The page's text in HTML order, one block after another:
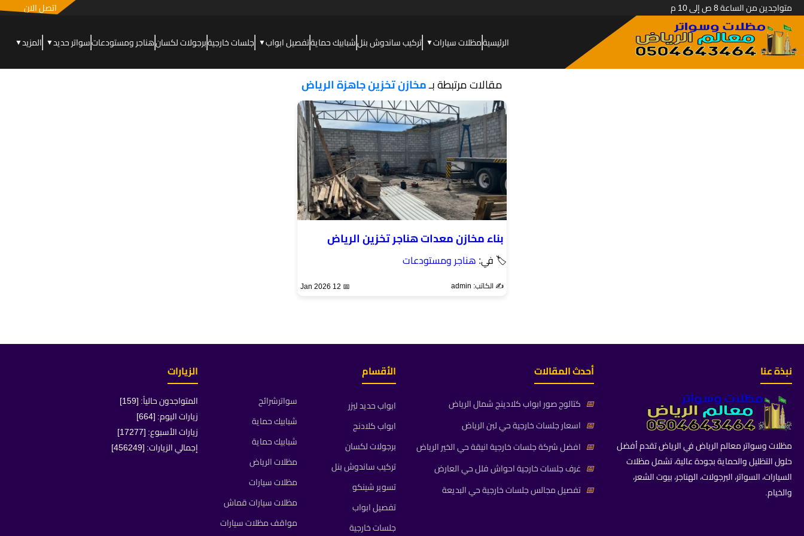
متواجدين من الساعة 8 ص إلى 10 م اتصل الان
الرئيسيةمظلات سيارات▼ تركيب ساندوش بنلشبابيك حمايةتفصيل ابواب▼ جلسات خارجيةبرجولات لكسانهناجر ومستودعاتسواتر حديد▼ المزيد▼
مقالات مرتبطة بـمخازن تخزين جاهزة الرياض
بناء مخازن معدات هناجر تخزين الرياض
🏷 في: هناجر ومستودعات
✍️ الكاتب: admin 📅 12 Jan 2026
نبذة عنا
مظلات وسواتر معالم الرياض في الرياض تقدم أفضل
حلول التظليل والحماية بجودة عالية، تشمل مظلات
السيارات، السواتر، البرجولات، الهناجر، بيوت الشعر،
والخيام.
أحدث المقالات
📅 كتالوج صور ابواب كلادينج شمال الرياض
📅 اسعار جلسات خارجية حي لبن الرياض
📅 افضل شركة جلسات خارجية انيقة حي الخير الرياض
📅 غرف جلسات خارجية احواش فلل حي العارض
📅 تفصيل مجالس جلسات خارجية حي البديعة
الأقسام
ابواب حديد ليزر
ابواب كلادنج
برجولات لكسان
تركيب ساندوش بنل
تسوير شينكو
تفصيل ابواب
جلسات خارجية
سواترشرائح
شبابيك حماية
شبابيك حماية
مظلات الرياض
مظلات سيارات
مظلات سيارات قماش
مواقف مظلات سيارات
الزيارات
المتواجدون حالياً: [159]
زيارات اليوم: [664]
زيارات الأسبوع: [17277]
إجمالي الزيارات: [456249]